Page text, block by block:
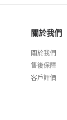
關於我們
關於我們
售後保障
客戶評價